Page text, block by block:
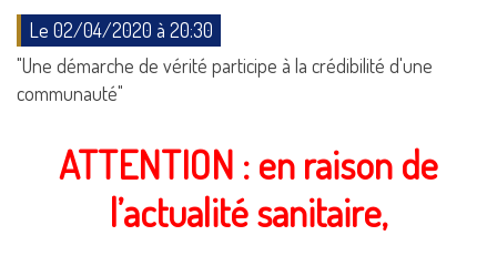
Le 02/04/2020 à 20:30
"Une démarche de vérité participe à la crédibilité d'une
communauté"
ATTENTION : en raison de
l’actualité sanitaire,